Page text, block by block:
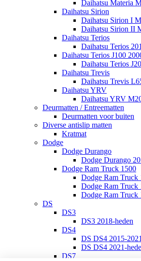
Daihatsu Materia
Daihatsu Sirion
Daihatsu Sirion I
Daihatsu Sirion II
Daihatsu Terios
Daihatsu Terios
Daihatsu Terios J100
Daihatsu Terios
Daihatsu Trevis
Daihatsu Trevis
Daihatsu YRV
Daihatsu YRV
Deurmatten / Entreematten
Deurmatten voor buiten
Diverse antislip matten
Kratmat
Dodge
Dodge Durango
Dodge Durango
Dodge Ram Truck 1500
Dodge Ram Truck
Dodge Ram Truck
Dodge Ram Truck
DS
DS3
DS3 2018-heden
DS4
DS DS4 2015-2021
DS DS4 2021-
DS7